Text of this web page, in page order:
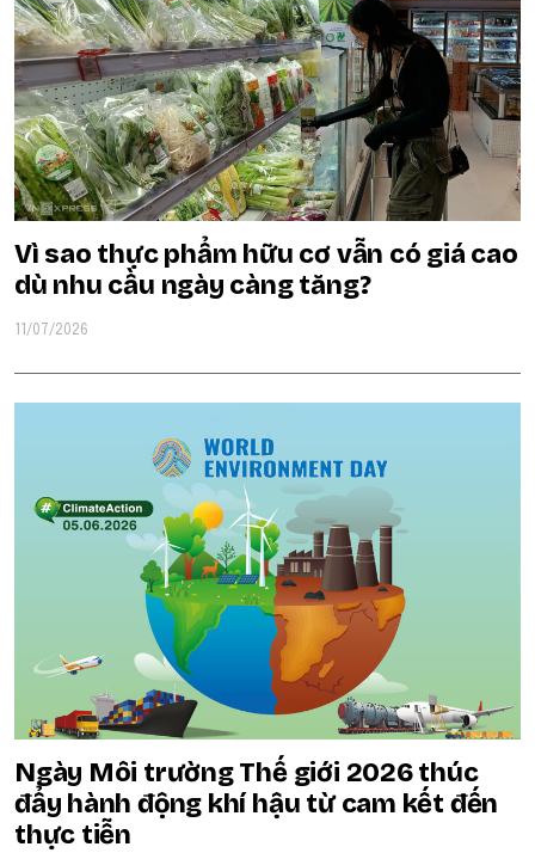
Vì sao thực phẩm hữu cơ vẫn có giá cao
dù nhu cầu ngày càng tăng?
11/07/2026
Ngày Môi trường Thế giới 2026 thúc
đẩy hành động khí hậu từ cam kết đến
thực tiễn